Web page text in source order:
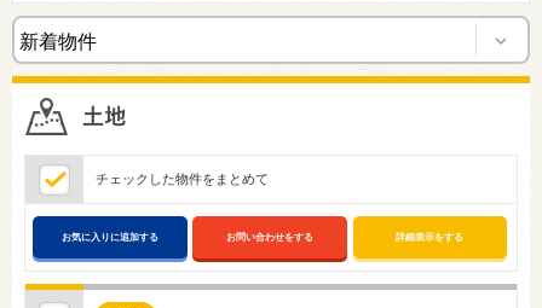
チェックした物件をまとめて
お気に入りに追加する お問い合わせをする 詳細表示をする